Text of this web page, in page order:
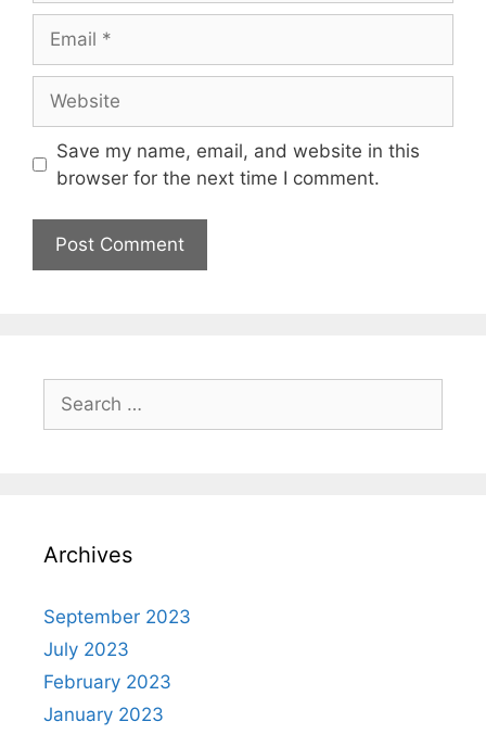
Save my name, email, and website in this
browser for the next time I comment.
Archives
September 2023
July 2023
February 2023
January 2023